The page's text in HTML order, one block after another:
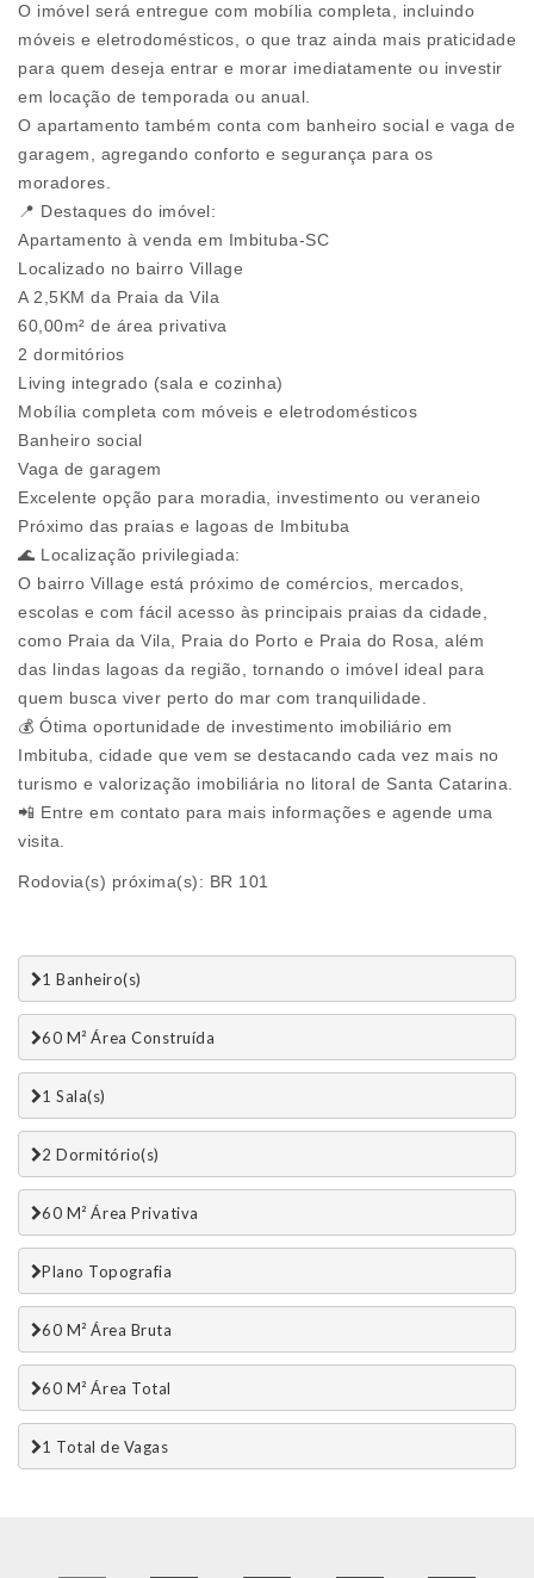
O imóvel será entregue com mobília completa, incluindo
móveis e eletrodomésticos, o que traz ainda mais praticidade
para quem deseja entrar e morar imediatamente ou investir
em locação de temporada ou anual.
O apartamento também conta com banheiro social e vaga de
garagem, agregando conforto e segurança para os
moradores.
📍 Destaques do imóvel:
Apartamento à venda em Imbituba-SC
Localizado no bairro Village
A 2,5KM da Praia da Vila
60,00m² de área privativa
2 dormitórios
Living integrado (sala e cozinha)
Mobília completa com móveis e eletrodomésticos
Banheiro social
Vaga de garagem
Excelente opção para moradia, investimento ou veraneio
Próximo das praias e lagoas de Imbituba
🌊 Localização privilegiada:
O bairro Village está próximo de comércios, mercados,
escolas e com fácil acesso às principais praias da cidade,
como Praia da Vila, Praia do Porto e Praia do Rosa, além
das lindas lagoas da região, tornando o imóvel ideal para
quem busca viver perto do mar com tranquilidade.
💰 Ótima oportunidade de investimento imobiliário em
Imbituba, cidade que vem se destacando cada vez mais no
turismo e valorização imobiliária no litoral de Santa Catarina.
📲 Entre em contato para mais informações e agende uma
visita.
Rodovia(s) próxima(s): BR 101
1 Banheiro(s)
60 M² Área Construída
1 Sala(s)
2 Dormitório(s)
60 M² Área Privativa
Plano Topografia
60 M² Área Bruta
60 M² Área Total
1 Total de Vagas